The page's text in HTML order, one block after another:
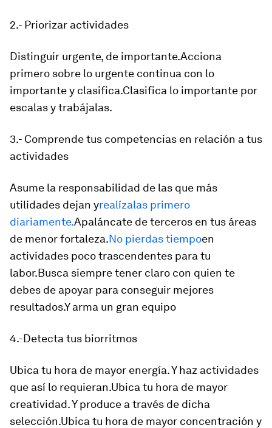
2.- Priorizar actividades
Distinguir urgente, de importante.Acciona
primero sobre lo urgente continua con lo
importante y clasifica.Clasifica lo importante por
escalas y trabájalas.
3.- Comprende tus competencias en relación a tus
actividades
Asume la responsabilidad de las que más
utilidades dejan yrealízalas primero
diariamente.Apaláncate de terceros en tus áreas
de menor fortaleza.No pierdas tiempoen
actividades poco trascendentes para tu
labor.Busca siempre tener claro con quien te
debes de apoyar para conseguir mejores
resultados.Y arma un gran equipo
4.-Detecta tus biorritmos
Ubica tu hora de mayor energía. Y haz actividades
que así lo requieran.Ubica tu hora de mayor
creatividad. Y produce a través de dicha
selección.Ubica tu hora de mayor concentración y